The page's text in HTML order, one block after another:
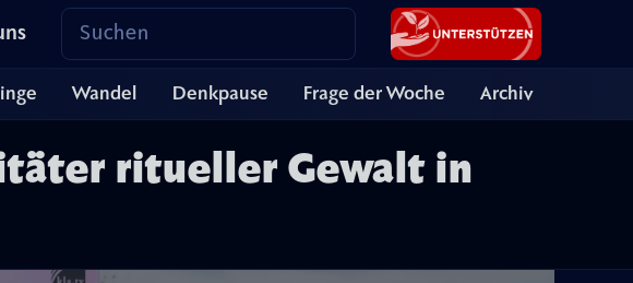
Wandel Denkpause Frage der Woche Archiv
ritueller Gewalt in